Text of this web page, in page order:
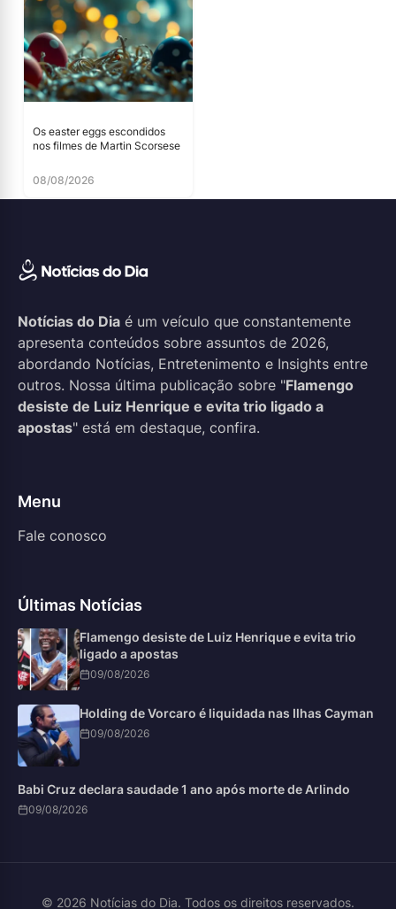
Os easter eggs escondidos
nos filmes de Martin Scorsese
08/08/2026
Notícias do Dia é um veículo que constantemente
apresenta conteúdos sobre assuntos de 2026,
abordando Notícias, Entretenimento e Insights entre
outros. Nossa última publicação sobre "Flamengo
desiste de Luiz Henrique e evita trio ligado a
apostas" está em destaque, confira.
Menu
Fale conosco
Últimas Notícias
Flamengo desiste de Luiz Henrique e evita trio
ligado a apostas
09/08/2026
Holding de Vorcaro é liquidada nas Ilhas Cayman
09/08/2026
Babi Cruz declara saudade 1 ano após morte de Arlindo
09/08/2026
© 2026 Notícias do Dia. Todos os direitos reservados.